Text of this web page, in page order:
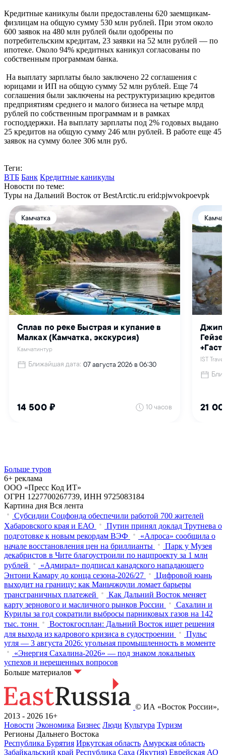
Кредитные каникулы были предоставлены 620 заемщикам-
физлицам на общую сумму 530 млн рублей. При этом около
600 заявок на 480 млн рублей были одобрены по
потребительским кредитам, 23 заявки на 52 млн рублей — по
ипотеке. Около 94% кредитных каникул согласованы по
собственным программам банка.
На выплату зарплаты было заключено 22 соглашения с
юрицами и ИП на общую сумму 52 млн рублей. Еще 74
соглашения были заключены на реструктуризацию кредитов
предприятиям среднего и малого бизнеса на четыре млрд
рублей по собственным программам и в рамках
господдержки. На выплату зарплаты под 2% годовых выдано
25 кредитов на общую сумму 246 млн рублей. В работе еще 45
заявок на сумму более 306 млн руб.
Теги:
ВТБ Банк Кредитные каникулы
Новости по теме:
Туры на Дальний Восток от BestArctic.ru erid:pjwvokpoevpk
Больше туров
6+ реклама
ООО «Пресс Код ИТ»
ОГРН 1227700267739, ИНН 9725083184
Картина дня Вся лента
Субсидии Соцфонда обеспечили работой 700 жителей
Хабаровского края и ЕАО
Путин принял доклад Трутнева о
подготовке к новым рекордам ВЭФ
«Алроса» сообщила о
начале восстановления цен на бриллианты
Парк у Музея
декабристов в Чите благоустроили по нацпроекту за 1 млн
рублей
«Адмирал» подписал канадского нападающего
Энтони Камару до конца сезона-2026/27
Цифровой юань
выходит на границу: как Маньчжоули ломает барьеры
трансграничных платежей
Как Дальний Восток меняет
карту зернового и масличного рынков России
Сахалин и
Курилы за год сократили выбросы парниковых газов на 142
тыс. тонн
Востокгосплан: Дальний Восток ищет решения
для выхода из кадрового кризиса в судостроении
Пульс
угля — 3 августа 2026: угольная промышленность в моменте
«Энергия Сахалина-2026» — под знаком локальных
успехов и нерешенных вопросов
Больше материалов
© ИА «Восток России»,
2013 - 2026 16+
Новости Экономика Бизнес Люди Культура Туризм
Регионы Дальнего Востока
Республика Бурятия Иркутская область Амурская область
Забайкальский край Республика Саха (Якутия) Еврейская АО